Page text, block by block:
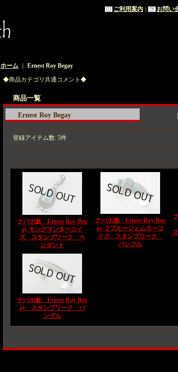
ご利用案内 ｜ お問い
ホーム
Ernest Roy Begay
◆商品カテゴリ共通コメント◆
商品一覧
Ernest Roy Begay
登録アイテム数: 5件
ナバホ族 Ernest Roy Beg
ay キングマンターコイ
ズ スタンプワーク ペ
ンダント
ナバホ族 Ernest Roy Beg
ay ３ブルージェムターコ
イズ スタンプワーク
バングル
ナバホ族 Ernest Roy Beg
ay スタンプワーク バ
ングル